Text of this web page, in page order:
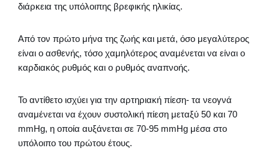
διάρκεια της υπόλοιπης βρεφικής ηλικίας.
Από τον πρώτο μήνα της ζωής και μετά, όσο μεγαλύτερος
είναι ο ασθενής, τόσο χαμηλότερος αναμένεται να είναι ο
καρδιακός ρυθμός και ο ρυθμός αναπνοής.
Το αντίθετο ισχύει για την αρτηριακή πίεση- τα νεογνά
αναμένεται να έχουν συστολική πίεση μεταξύ 50 και 70
mmHg, η οποία αυξάνεται σε 70-95 mmHg μέσα στο
υπόλοιπο του πρώτου έτους.